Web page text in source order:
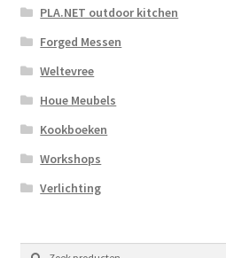
PLA.NET outdoor kitchen
Forged Messen
Weltevree
Houe Meubels
Kookboeken
Workshops
Verlichting
Zoeken
Zoeken